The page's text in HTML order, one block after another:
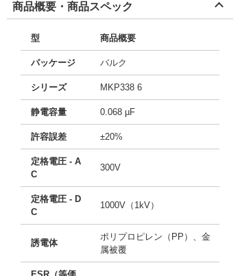
商品概要・商品スペック
型 商品概要
パッケージ バルク
シリーズ MKP338 6
静電容量 0.068 µF
許容誤差 ±20%
定格電圧 - A
C
300V
定格電圧 - D
C
1000V（1kV）
誘電体
ポリプロピレン（PP）、金
属被覆